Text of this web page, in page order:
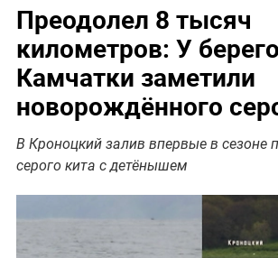
Преодолел 8 тысяч
километров: У
Камчатки заметили
новорождённого
В Кроноцкий залив впервые в сезоне
серого кита с детёнышем